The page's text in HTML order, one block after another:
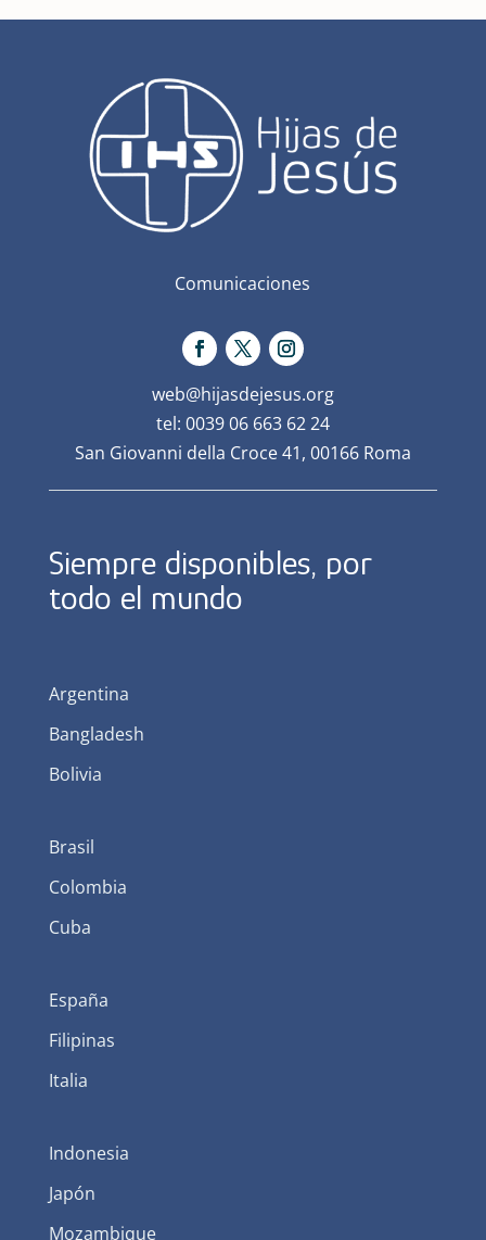
Comunicaciones
web@hijasdejesus.org
tel: 0039 06 663 62 24
San Giovanni della Croce 41, 00166 Roma
Siempre disponibles, por
todo el mundo
Argentina
Bangladesh
Bolivia
Brasil
Colombia
Cuba
España
Filipinas
Italia
Indonesia
Japón
Mozambique